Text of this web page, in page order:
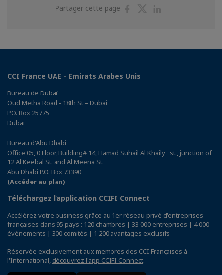
Partager cette page
PartagerPartager
CCI France UAE - Emirats Arabes Unis
Bureau de Dubaï
Oud Metha Road - 18th St – Dubai
P.O. Box 25775
Dubaï
Bureau d'Abu Dhabi
Office 05, 0 Floor, Building# 14, Hamad Suhail Al Khaily Est., junction of
12 Al Keebal St. and Al Meena St.
Abu Dhabi P.O. Box 73390
(Accéder au plan)
Téléchargez l’application CCIFI Connect
Accélérez votre business grâce au 1er réseau privé d'entreprises
françaises dans 95 pays : 120 chambres | 33 000 entreprises | 4 000
événements | 300 comités | 1 200 avantages exclusifs
Réservée exclusivement aux membres des CCI Françaises à
l'International, découvrez l'app CCIFI Connect.